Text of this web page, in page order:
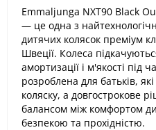
Emmaljunga NXT90 Black
— це одна з
дитячих колясок преміум
Швеції. Колеса
амортизації і м'якості під
розроблена для батьків,
коляску, а довгострокове
балансом між комфортом
безпекою та прохідністю.